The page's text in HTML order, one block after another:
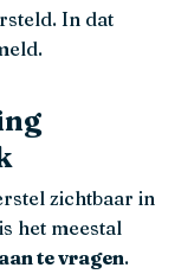
In dat
zichtbaar in
het meestal
te vragen.